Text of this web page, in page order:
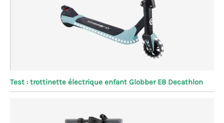
Test : trottinette électrique enfant Globber E8 Decathlon